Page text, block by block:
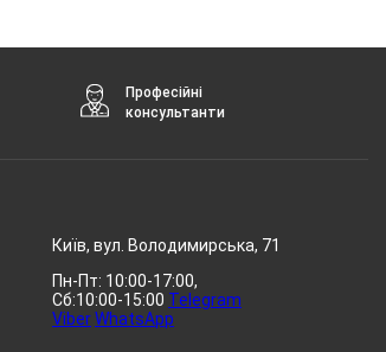
Професійні
консультанти
Київ, вул. Володимирська, 71
Пн-Пт: 10:00-17:00,
Сб:10:00-15:00 Telegram
ViberWhatsApp